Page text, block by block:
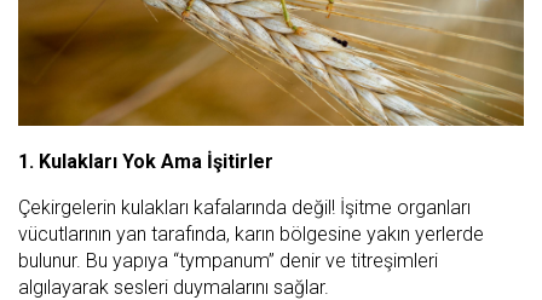
1. Kulakları Yok Ama İşitirler
Çekirgelerin kulakları kafalarında değil! İşitme organları
vücutlarının yan tarafında, karın bölgesine yakın yerlerde
bulunur. Bu yapıya “tympanum” denir ve titreşimleri
algılayarak sesleri duymalarını sağlar.